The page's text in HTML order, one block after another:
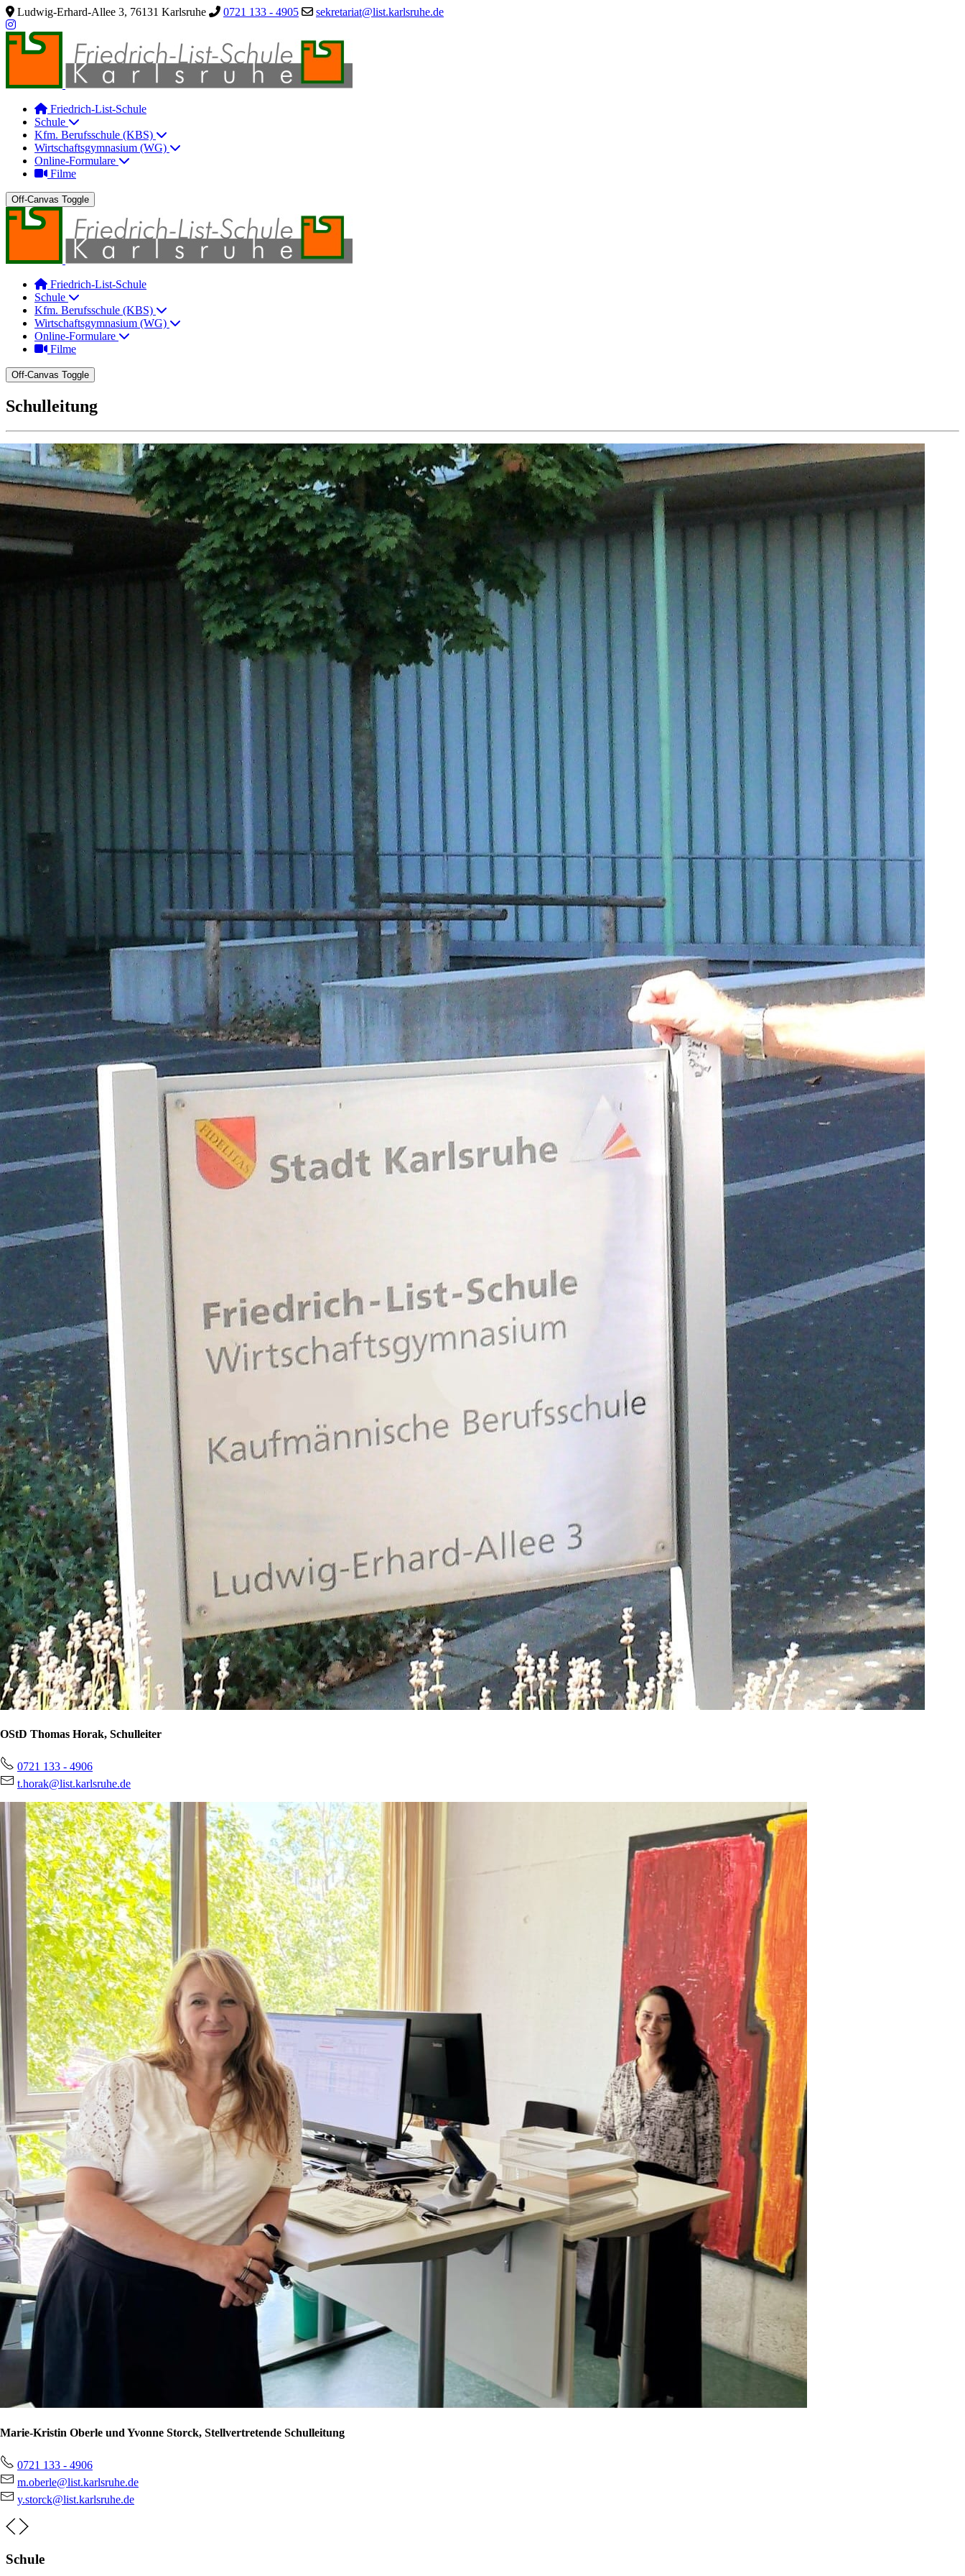
Ludwig-Erhard-Allee 3, 76131 Karlsruhe 0721 133 - 4905 sekretariat@list.karlsruhe.de
Friedrich-List-Schule
Schule
Kfm. Berufsschule (KBS)
Wirtschaftsgymnasium (WG)
Online-Formulare
Filme
Off-Canvas Toggle
Friedrich-List-Schule
Schule
Kfm. Berufsschule (KBS)
Wirtschaftsgymnasium (WG)
Online-Formulare
Filme
Off-Canvas Toggle
Schulleitung
OStD Thomas Horak, Schulleiter
0721 133 - 4906
t.horak@list.karlsruhe.de
Marie-Kristin Oberle und Yvonne Storck, Stellvertretende Schulleitung
0721 133 - 4906
m.oberle@list.karlsruhe.de
y.storck@list.karlsruhe.de
Schule